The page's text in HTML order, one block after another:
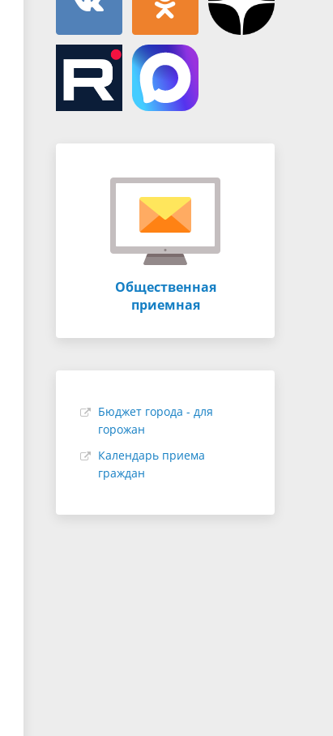
Общественная
приемная
Бюджет города - для
горожан
Календарь приема
граждан